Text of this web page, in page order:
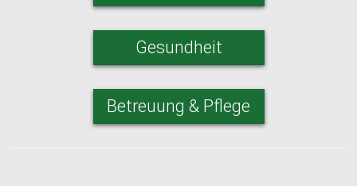
Gesundheit
Betreuung & Pflege